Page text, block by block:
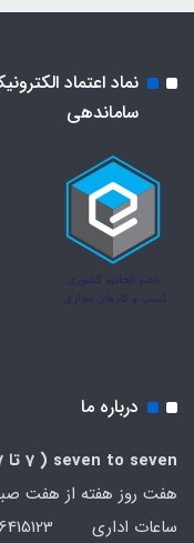
نماد اعتماد
ساماندهی
درباره ما
seven to seven ( 7 تا 7 )
هفت روز هفته از هفت
ساعات اداری 66415123-66454416-021